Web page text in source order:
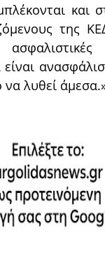
και
της
λυθεί